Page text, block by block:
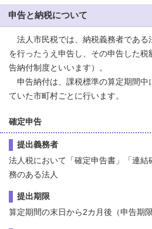
申告と納税について
法人市民税では、納税義務者である
を行ったうえ申告し、その申告した税
告納付制度といいます）。
申告納付は、課税標準の算定期間中
ていた市町村ごとに行います。
確定申告
提出義務者
法人税において「確定申告書」「連
務のある法人
提出期限
算定期間の末日から2カ月後（申告期